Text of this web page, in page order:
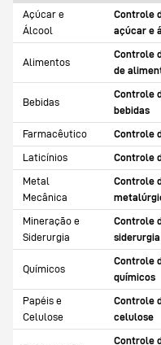
Açúcar e
Álcool
Controle
açúcar e
Alimentos
Controle
de
Bebidas
Controle
bebidas
Farmacêutico
Controle
Laticínios
Controle
Metal
Mecânica
Controle
Mineração e
Siderurgia
Controle
siderurgia
Químicos
Controle
químicos
Papéis e
Celulose
Controle
celulose
Controle